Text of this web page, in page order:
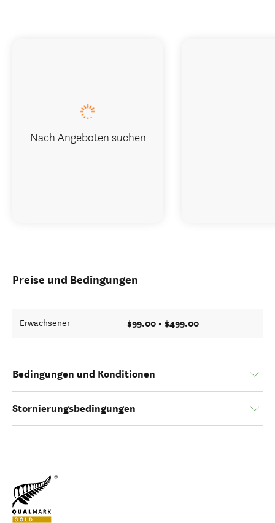
Preise und Bedingungen
Erwachsener $99.00 - $499.00
Bedingungen und Konditionen
Stornierungsbedingungen
Nach Angeboten suchen